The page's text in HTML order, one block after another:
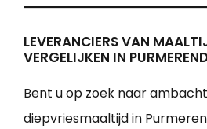
LEVERANCIERS VAN
VERGELIJKEN IN
Bent u op zoek naar
diepvriesmaaltijd in